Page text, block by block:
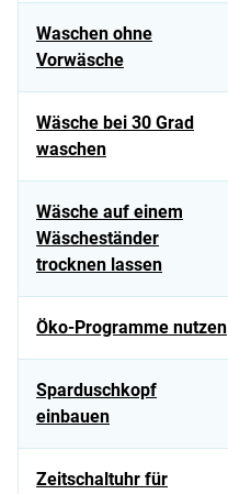
Waschen ohne
Vorwäsche
Wäsche bei 30 Grad
waschen
Wäsche auf einem
Wäscheständer
trocknen lassen
Öko-Programme nutzen
Sparduschkopf
einbauen
Zeitschaltuhr für